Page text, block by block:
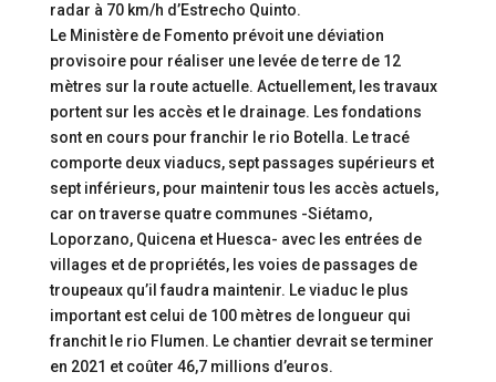
radar à 70 km/h d’Estrecho Quinto.
Le Ministère de Fomento prévoit une déviation
provisoire pour réaliser une levée de terre de 12
mètres sur la route actuelle. Actuellement, les travaux
portent sur les accès et le drainage. Les fondations
sont en cours pour franchir le rio Botella. Le tracé
comporte deux viaducs, sept passages supérieurs et
sept inférieurs, pour maintenir tous les accès actuels,
car on traverse quatre communes -Siétamo,
Loporzano, Quicena et Huesca- avec les entrées de
villages et de propriétés, les voies de passages de
troupeaux qu’il faudra maintenir. Le viaduc le plus
important est celui de 100 mètres de longueur qui
franchit le rio Flumen. Le chantier devrait se terminer
en 2021 et coûter 46,7 millions d’euros.